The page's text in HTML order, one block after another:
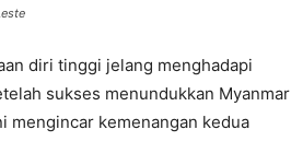
diri tinggi jelang menghadapi
sukses menundukkan Myanmar
mengincar kemenangan kedua